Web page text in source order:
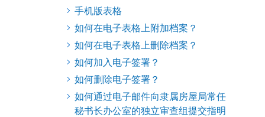
手机版表格
如何在电子表格上附加档案？
如何在电子表格上删除档案？
如何加入电子签署？
如何删除电子签署？
如何通过电子邮件向隶属房屋局常任
秘书长办公室的独立审查组提交指明